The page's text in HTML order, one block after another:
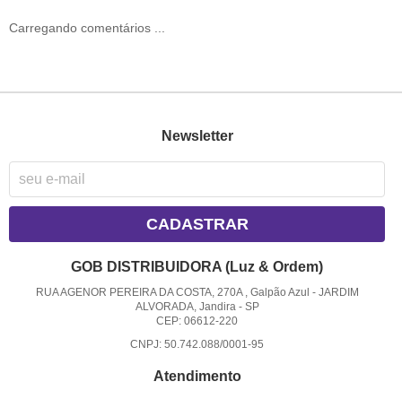
Carregando comentários ...
Newsletter
CADASTRAR
GOB DISTRIBUIDORA (Luz & Ordem)
RUA AGENOR PEREIRA DA COSTA, 270A , Galpão Azul - JARDIM
ALVORADA, Jandira- SP
CEP: 06612-220
CNPJ: 50.742.088/0001-95
Atendimento